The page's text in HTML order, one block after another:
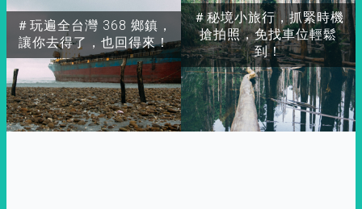
＃玩遍全台灣 368 鄉鎮，
讓你去得了，也回得來！
＃秘境小旅行，抓緊時機
搶拍照，免找車位輕鬆
到！